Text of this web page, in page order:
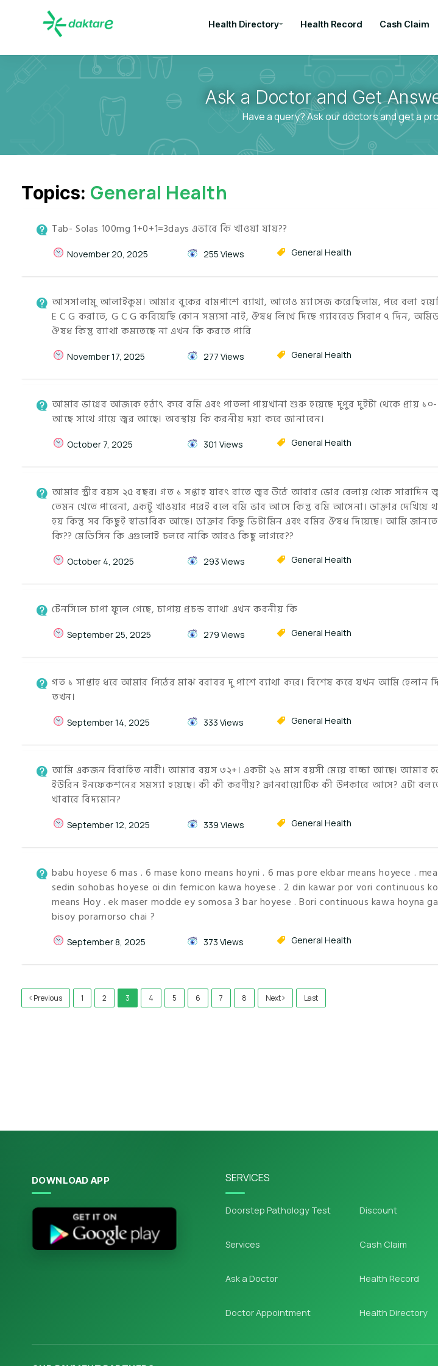
Health Directory Health Record Cash Claim
Ask a Doctor and Get
Have a query? Ask our doctors and get a
Topics: General Health
Tab- Solas 100mg 1+0+1=3days এভাবে কি খাওয়া যায়??
November 20, 2025 255 Views General Health
আসসালামু আলাইকুম। আমার বুকের বামপাশে ব্যাথা, আগেও ম্যাসেজ করেছিলাম, পরে বলা
E C G করাতে, G C G করিয়েছি কোন সম্যসা নাই, ঔষধ লিখে দিছে গ্যাবরেড সিরাপ ৭ দিন,
ঔষধ কিন্তু ব্যাথা কমতেছে না এখন কি করতে পারি
November 17, 2025 277 Views General Health
আমার ভাগ্নের আজকে হঠাৎ করে বমি এবং পাতলা পায়খানা শুরু হয়েছে দুপুর দুইটা থেকে প্রায়
আছে সাথে গায়ে জ্বর আছে। অবস্থায় কি করনীয় দয়া করে জানাবেন।
October 7, 2025 301 Views General Health
আমার স্ত্রীর বয়স ২৫ বছর। গত ১ সপ্তাহ যাবৎ রাতে জ্বর উঠে আবার ভোর বেলায় থেকে সারাদিন
তেমন খেতে পারেনা, একটু খাওয়ার পরেই বলে বমি ভাব আসে কিন্তু বমি আসেনা। ডাক্তার দেখিয়ে
হয় কিন্তু সব কিছুই স্বাভাবিক আছে। ডাক্তার কিছু ভিটামিন এবং বমির ঔষধ দিয়েছে। আমি
কি?? মেডিসিন কি এগুলোই চলবে নাকি আরও কিছু লাগবে??
October 4, 2025 293 Views General Health
টেনসিলে চাপা ফুলে গেছে, চাপায় প্রচন্ড ব্যাথা এখন করনীয় কি
September 25, 2025 279 Views General Health
গত ১ সাপ্তাহ ধরে আমার পিঠের মাঝ বরাবর দু পাশে ব্যাথা করে। বিশেষ করে যখন আমি হেলান
তখন।
September 14, 2025 333 Views General Health
আমি একজন বিবাহিত নারী। আমার বয়স ৩২+। একটা ২৬ মাস বয়সী মেয়ে বাচ্চা আছে। আমার
ইউরিন ইনফেকশনের সমস্যা হয়েছে। কী কী করণীয়? ক্রানবায়োটিক কী উপকারে আসে? এটা
খাবারে বিদ্যমান?
September 12, 2025 339 Views General Health
babu hoyese 6 mas . 6 mase kono means hoyni . 6 mas pore ekbar means hoyece .
sedin sohobas hoyese oi din femicon kawa hoyese . 2 din kawar por vori continuous
means Hoy . ek maser modde ey somosa 3 bar hoyese . Bori continuous kawa hoyna
bisoy poramorso chai ?
September 8, 2025 373 Views General Health
Previous 1 2 3 4 5 6 7 8 Next Last
DOWNLOAD APP SERVICES
Doorstep Pathology Test
Services
Ask a Doctor
Doctor Appointment
Discount
Cash Claim
Health Record
Health Directory